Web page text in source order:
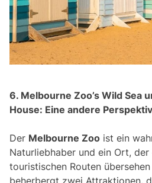
6. Melbourne Zoo’s Wild Sea
House: Eine andere
Der Melbourne Zoo ist ein
Naturliebhaber und ein Ort,
touristischen Routen
beherbergt zwei Attraktionen,